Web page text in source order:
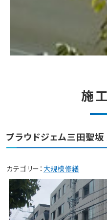
施
プラウドジェム三田聖
カテゴリー： 大規模修繕